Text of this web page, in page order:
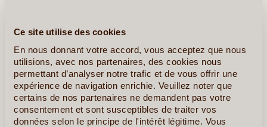
Ce site utilise des cookies
En nous donnant votre accord, vous acceptez que nous
utilisions, avec nos partenaires, des cookies nous
permettant d’analyser notre trafic et de vous offrir une
expérience de navigation enrichie. Veuillez noter que
certains de nos partenaires ne demandent pas votre
consentement et sont susceptibles de traiter vos
données selon le principe de l'intérêt légitime. Vous